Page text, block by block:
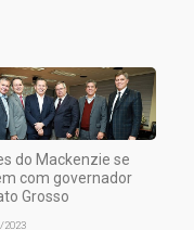
do Mackenzie se
com governador
Grosso
2023